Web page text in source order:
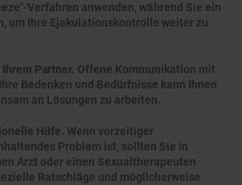
Verfahren anwenden, während Sie ein
um Ihre Ejakulationskontrolle weiter zu
Partner. Offene Kommunikation mit
Bedenken und Bedürfnisse kann Ihnen
an Lösungen zu arbeiten.
Hilfe. Wenn vorzeitiger
Problem ist, sollten Sie in
Arzt oder einen Sexualtherapeuten
Ratschläge und möglicherweise